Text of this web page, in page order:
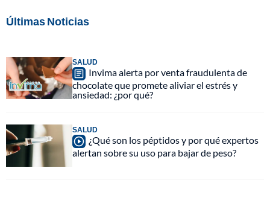
Últimas Noticias
SALUD
Invima alerta por venta fraudulenta de
chocolate que promete aliviar el estrés y
ansiedad: ¿por qué?
SALUD
¿Qué son los péptidos y por qué expertos
alertan sobre su uso para bajar de peso?